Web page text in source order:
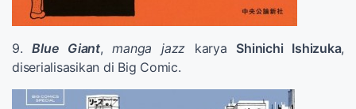
9.Blue Giant,manga jazz karya Shinichi Ishizuka,
diserialisasikan di Big Comic.